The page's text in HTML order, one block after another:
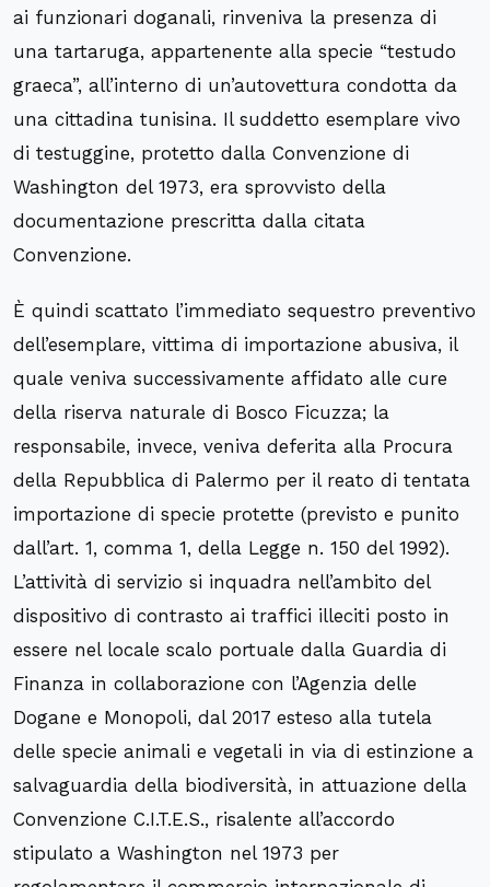
ai funzionari doganali, rinveniva la presenza di
una tartaruga, appartenente alla specie “testudo
graeca”, all’interno di un’autovettura condotta da
una cittadina tunisina. Il suddetto esemplare vivo
di testuggine, protetto dalla Convenzione di
Washington del 1973, era sprovvisto della
documentazione prescritta dalla citata
Convenzione.
È quindi scattato l’immediato sequestro preventivo
dell’esemplare, vittima di importazione abusiva, il
quale veniva successivamente affidato alle cure
della riserva naturale di Bosco Ficuzza; la
responsabile, invece, veniva deferita alla Procura
della Repubblica di Palermo per il reato di tentata
importazione di specie protette (previsto e punito
dall’art. 1, comma 1, della Legge n. 150 del 1992).
L’attività di servizio si inquadra nell’ambito del
dispositivo di contrasto ai traffici illeciti posto in
essere nel locale scalo portuale dalla Guardia di
Finanza in collaborazione con l’Agenzia delle
Dogane e Monopoli, dal 2017 esteso alla tutela
delle specie animali e vegetali in via di estinzione a
salvaguardia della biodiversità, in attuazione della
Convenzione C.I.T.E.S., risalente all’accordo
stipulato a Washington nel 1973 per